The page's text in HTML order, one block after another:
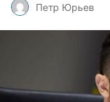
Петр Юрьев